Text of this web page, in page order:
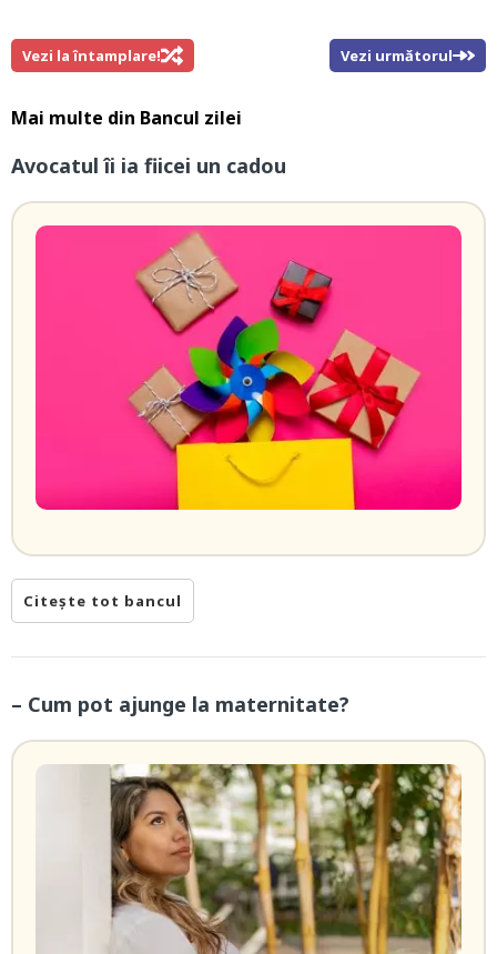
Vezi la întamplare! Vezi următorul
Mai multe din Bancul zilei
Avocatul îi ia fiicei un cadou
Citește tot bancul
– Cum pot ajunge la maternitate?